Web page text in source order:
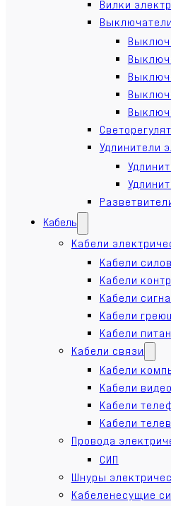
Вилки
Удлинители
Кабель
Кабели
Кабели
Кабели
Кабели
Кабели
Кабели
Кабели связи
Кабели
Кабели
Кабели
Кабели
Провода
СИП
Шнуры
Кабеленесущие